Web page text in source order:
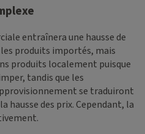
entraînera une hausse de
produits importés, mais
produits localement puisque
tandis que les
se traduiront
hausse des prix. Cependant, la